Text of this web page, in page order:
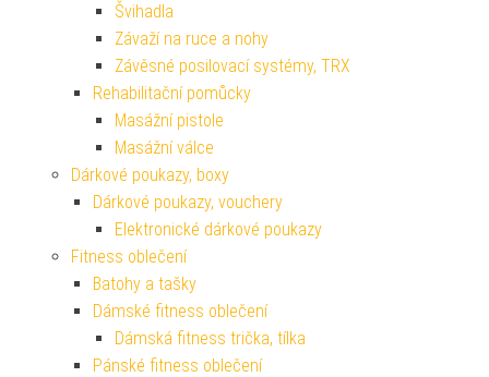
Švihadla
Závaží na ruce a nohy
Závěsné posilovací systémy, TRX
Rehabilitační pomůcky
Masážní pistole
Masážní válce
Dárkové poukazy, boxy
Dárkové poukazy, vouchery
Elektronické dárkové poukazy
Fitness oblečení
Batohy a tašky
Dámské fitness oblečení
Dámská fitness trička, tílka
Pánské fitness oblečení